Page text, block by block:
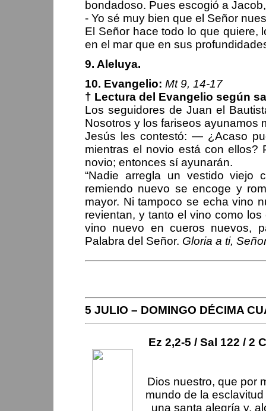
bondadoso. Pues escogió a
- Yo sé muy bien que el Señor
El Señor hace todo lo que quiere,
en el mar que en sus
9. Aleluya.
10. Evangelio: Mt 9, 14-17
† Lectura del Evangelio según
Los seguidores de Juan el
Nosotros y los fariseos ayunamos
Jesús les contestó: — ¿Acaso
mientras el novio está con ellos?
novio; entonces sí ayunarán.
“Nadie arregla un vestido viejo
remiendo nuevo se encoge y
mayor. Ni tampoco se echa vino
revientan, y tanto el vino como
vino nuevo en cueros nuevos,
Palabra del Señor. Gloria a ti,
5 JULIO – DOMINGO DÉCIMA
Ez 2,2-5 / Sal 122 / 2
Dios nuestro, que por
mundo de la
una santa alegría y,